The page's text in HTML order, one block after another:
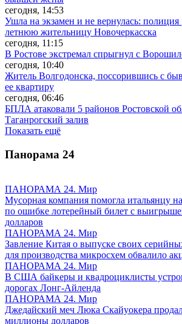
сегодня, 14:53
Ушла на экзамен и не вернулась: полиция
летнюю жительницу Новочеркасска
сегодня, 11:15
В Ростове экстремал спрыгнул с
сегодня, 10:40
Житель Волгодонска, поссорившись с
ее квартиру
сегодня, 06:46
БПЛА атаковали 5 районов Ростовской
Таганрогский залив
Показать ещё
Панорама 24
ПАНОРАМА 24. Мир
Мусорная компания помогла итальянцу
по ошибке лотерейный билет с
долларов
ПАНОРАМА 24. Мир
Завление Китая о выпуске своих
для производства микросхем обвалило
ПАНОРАМА 24. Мир
В США байкеры и квадроциклисты
дорогах Лонг-Айленда
ПАНОРАМА 24. Мир
Джедайский меч Люка Скайуокера
миллионы долларов